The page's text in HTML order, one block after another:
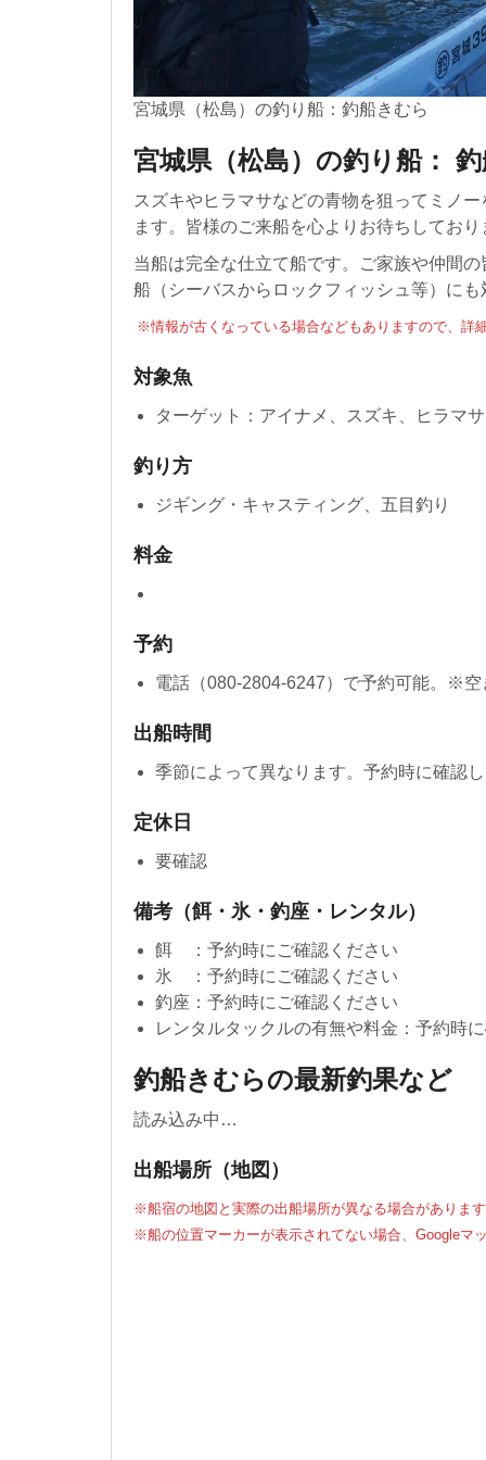
宮城県（松島）の釣り船：釣船きむら
宮城県（松島）の釣り船：
スズキやヒラマサなどの青物を狙ってミノ
ます。皆様のご来船を心よりお待ちしており
当船は完全な仕立て船です。ご家族や仲間
船（シーバスからロックフィッシュ等）に
※情報が古くなっている場合などもありますので、詳
対象魚
ターゲット：アイナメ、スズキ、ヒラマ
釣り方
ジギング・キャスティング、五目釣り
料金
予約
電話（080-2804-6247）で予約可能。※
出船時間
季節によって異なります。予約時に確認
定休日
要確認
備考（餌・氷・釣座・レンタル）
餌 ：予約時にご確認ください
氷 ：予約時にご確認ください
釣座：予約時にご確認ください
レンタルタックルの有無や料金：予約時
釣船きむらの最新釣果など
読み込み中…
出船場所（地図）
※船宿の地図と実際の出船場所が異なる場合がありま
※船の位置マーカーが表示されてない場合、Googleマ